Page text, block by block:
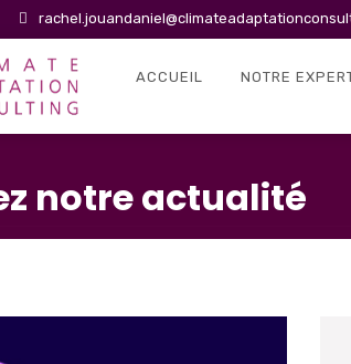
ACCUEIL NOTRE
notre actualité